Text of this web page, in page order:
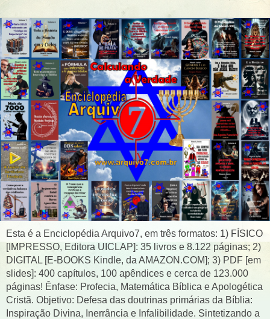
Esta é a Enciclopédia Arquivo7, em três formatos: 1) FÍSICO
[IMPRESSO, Editora UICLAP]: 35 livros e 8.122 páginas; 2)
DIGITAL [E-BOOKS Kindle, da AMAZON.COM]; 3) PDF [em
slides]: 400 capítulos, 100 apêndices e cerca de 123.000
páginas! Ênfase: Profecia, Matemática Bíblica e Apologética
Cristã. Objetivo: Defesa das doutrinas primárias da Bíblia:
Inspiração Divina, Inerrância e Infalibilidade. Sintetizando a